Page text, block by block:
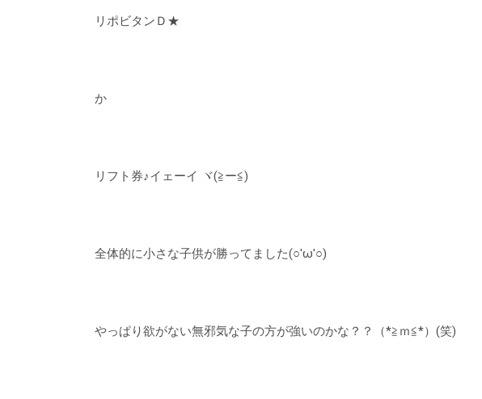
リポビタンＤ★
か
リフト券♪イェーイ ヾ(≧ー≦)ゞ
全体的に小さな子供が勝ってました(○'ω'○)
やっぱり欲がない無邪気な子の方が強いのかな？？（*≧ｍ≦*）(笑)